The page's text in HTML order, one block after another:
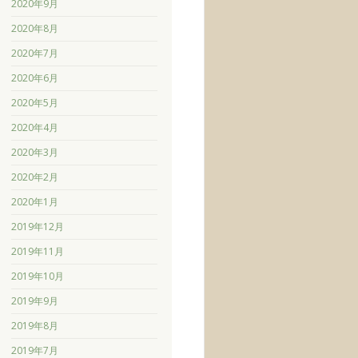
2020年9月
2020年8月
2020年7月
2020年6月
2020年5月
2020年4月
2020年3月
2020年2月
2020年1月
2019年12月
2019年11月
2019年10月
2019年9月
2019年8月
2019年7月